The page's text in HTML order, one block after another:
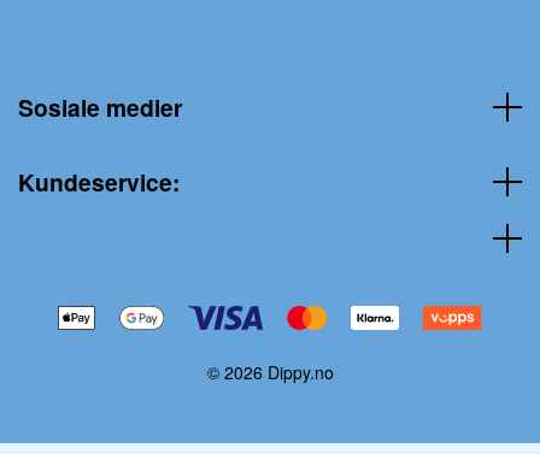
Sosiale medier
Kundeservice:
© 2026 Dippy.no